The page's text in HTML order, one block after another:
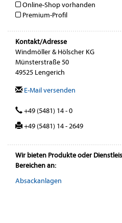
Online-Shop vorhanden
Premium-Profil
Kontakt/Adresse
Windmöller & Hölscher KG
Münsterstraße 50
49525 Lengerich
E-Mail versenden
+49 (5481) 14 - 0
+49 (5481) 14 - 2649
Wir bieten Produkte oder
Bereichen an:
Absackanlagen